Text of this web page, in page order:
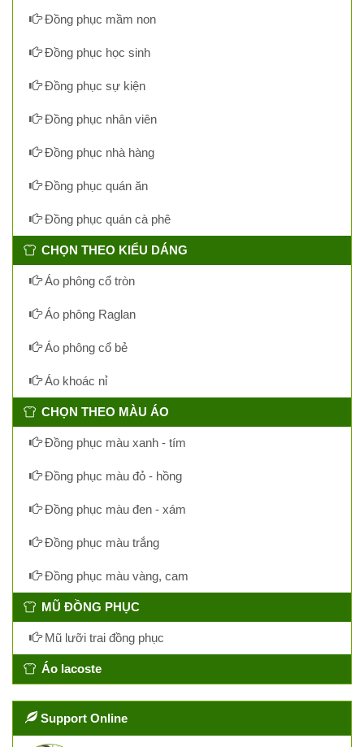
Đồng phục mầm non
Đồng phục học sinh
Đồng phục sự kiện
Đồng phục nhân viên
Đồng phục nhà hàng
Đồng phục quán ăn
Đồng phục quán cà phê
CHỌN THEO KIỂU DÁNG
Áo phông cổ tròn
Áo phông Raglan
Áo phông cổ bẻ
Áo khoác nỉ
CHỌN THEO MÀU ÁO
Đồng phục màu xanh - tím
Đồng phục màu đỏ - hồng
Đồng phục màu đen - xám
Đồng phục màu trắng
Đồng phục màu vàng, cam
MŨ ĐỒNG PHỤC
Mũ lưỡi trai đồng phục
Áo lacoste
Support Online